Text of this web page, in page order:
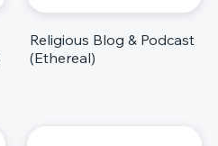
Religious Blog & Podcast
(Ethereal)